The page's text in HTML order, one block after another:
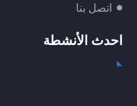
اتصل بنا
احدث الأنشطة